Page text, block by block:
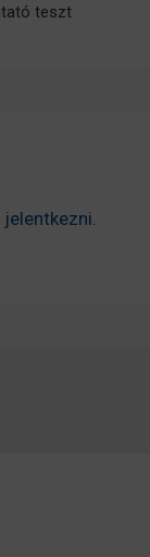
teszt
jelentkezni